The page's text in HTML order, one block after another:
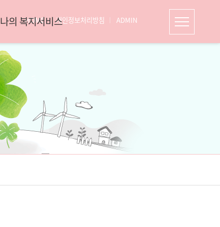
HOME 개인정보처리방침 ADMIN
나의 복지서비스